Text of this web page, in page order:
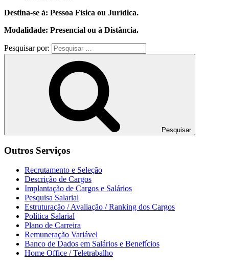
Destina-se à: Pessoa Física ou Jurídica.
Modalidade: Presencial ou à Distância.
Pesquisar por:
Pesquisar
Outros Serviços
Recrutamento e Seleção
Descrição de Cargos
Implantação de Cargos e Salários
Pesquisa Salarial
Estruturação / Avaliação / Ranking dos Cargos
Política Salarial
Plano de Carreira
Remuneração Variável
Banco de Dados em Salários e Benefícios
Home Office / Teletrabalho